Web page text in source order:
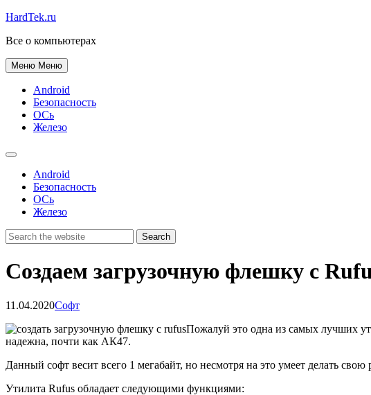
HardTek.ru
Все о компьютерах
Меню Меню
Android
Безопасность
ОСь
Железо
Android
Безопасность
ОСь
Железо
Создаем загрузочную флешку с
11.04.2020Софт
Пожалуй это одна из самых лучших
надежна, почти как АК47.
Данный софт весит всего 1 мегабайт, но несмотря на это умеет делать
Утилита Rufus обладает следующими функциями: